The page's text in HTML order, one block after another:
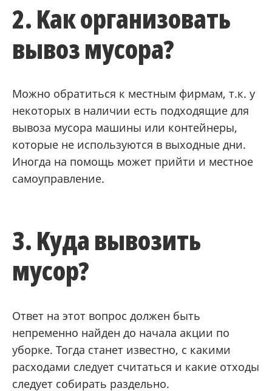
2. Kак организовать
вывоз мусора?
Можно обратиться к местным фирмам, т.к. у
некоторых в наличии есть подходящие для
вывоза мусора машины или контейнеры,
которые не используются в выходные дни.
Иногда на помощь может прийти и местное
самоуправление.
3. Kуда вывозить
мусор?
Ответ на этот вопрос должен быть
непременно найден до начала акции по
уборке. Тогда станет известно, с какими
расходами следует считаться и какие отходы
следует собирать раздельно.